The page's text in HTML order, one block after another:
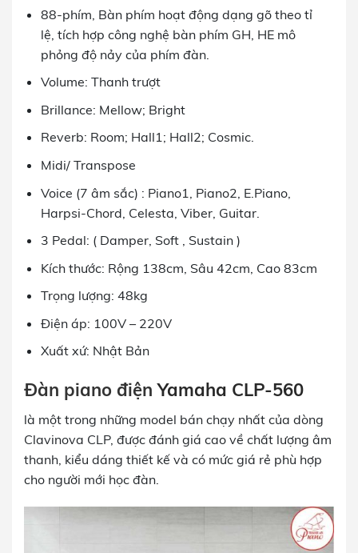
88-phím, Bàn phím hoạt động dạng gõ theo tỉ
lệ, tích hợp công nghệ bàn phím GH, HE mô
phỏng độ nảy của phím đàn.
Volume: Thanh trượt
Brillance: Mellow; Bright
Reverb: Room; Hall1; Hall2; Cosmic.
Midi/ Transpose
Voice (7 âm sắc) : Piano1, Piano2, E.Piano,
Harpsi-Chord, Celesta, Viber, Guitar.
3 Pedal: ( Damper, Soft , Sustain )
Kích thước: Rộng 138cm, Sâu 42cm, Cao 83cm
Trọng lượng: 48kg
Điện áp: 100V – 220V
Xuất xứ: Nhật Bản
Đàn piano điệnYamaha CLP-560
là một trong những model bán chạy nhất của dòng
Clavinova CLP, được đánh giá cao về chất lượng âm
thanh, kiểu dáng thiết kế và có mức giá rẻ phù hợp
cho người mới học đàn.